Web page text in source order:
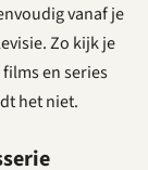
vanaf je
Zo kijk je
en series
het niet.